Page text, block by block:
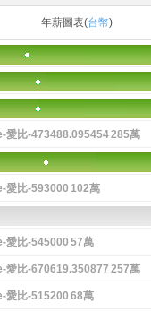
年薪圖表(台幣)
285萬
102萬
57萬
257萬
68萬